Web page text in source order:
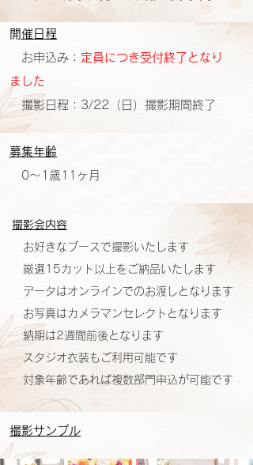
​開催日程
お申込み： 定員につき受付終了となり
ました
撮影日程： 3/22（日）撮影期間終了
募集年齢
0～1歳11ヶ月
撮影会内容
お好きなブースで撮影いたします
厳選15カット以上をご納品いたします
データはオンラインでのお渡しとなります
お写真はカメラマンセレクトとなります
納期は2週間前後となります
スタジオ衣装もご利用可能です
対象年齢であれば複数部門申込が可能です
撮影サンプル